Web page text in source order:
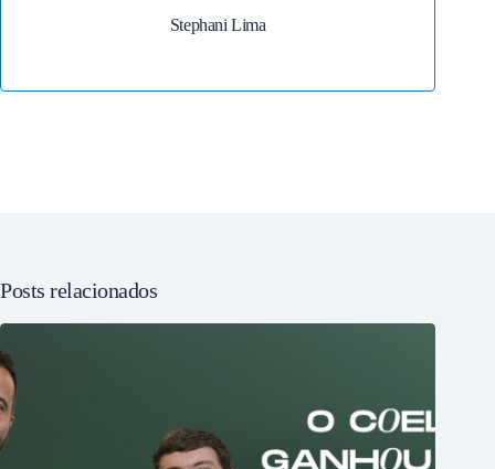
Stephani Lima
Posts relacionados